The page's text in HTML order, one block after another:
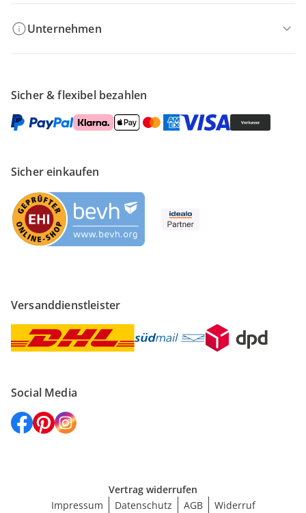
Unternehmen
Sicher & flexibel bezahlen
Sicher einkaufen
Versanddienstleister
Social Media
Vertrag widerrufen
Impressum
Datenschutz AGB
Widerruf